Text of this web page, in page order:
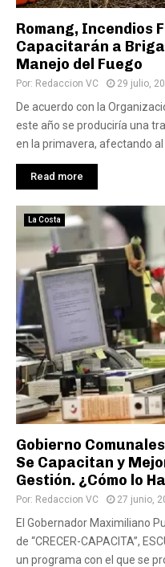
Romang, Incendios
Capacitarán a
Manejo del Fuego
Por: Redaccion VC 29 julio,
De acuerdo con la
este año se produciría una
en la primavera, afectando al
Read more
La Costa
Gobierno
Se Capacitan y
Gestión. ¿Cómo lo
Por: Redaccion VC 27 junio,
El Gobernador Maximiliano
de “CRECER-CAPACITA”,
un programa con el que se